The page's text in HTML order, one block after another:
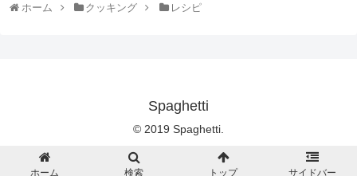
ホーム クッキング レシピ
Spaghetti
© 2019 Spaghetti.
ホーム 検索 トップ サイドバー